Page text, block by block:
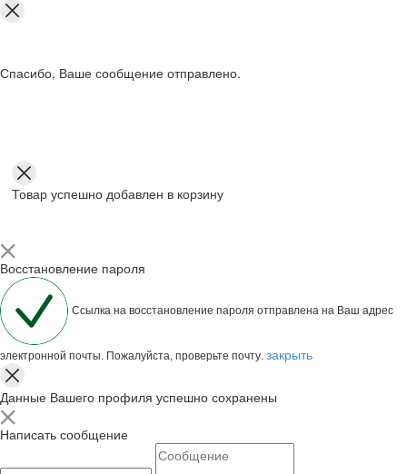
Спасибо, Ваше сообщение отправлено.
Товар успешно добавлен в корзину
Восстановление пароля
Ссылка на восстановление пароля отправлена на Ваш адрес
электронной почты. Пожалуйста, проверьте почту. закрыть
Данные Вашего профиля успешно сохранены
Написать сообщение